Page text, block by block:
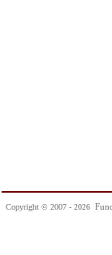
Copyright © 2007 - 2026